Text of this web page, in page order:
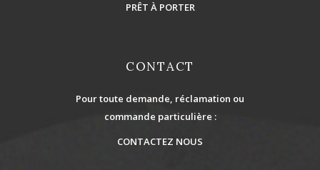
PRÊT À PORTER
CONTACT
Pour toute demande, réclamation ou
commande particulière :
CONTACTEZ NOUS